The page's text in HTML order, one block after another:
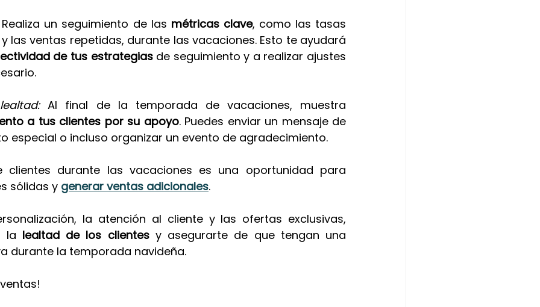
Realiza un seguimiento de las métricas clave, como las tasas
las ventas repetidas, durante las vacaciones. Esto te ayudará
de tus estrategias de seguimiento y a realizar ajustes
Al final de la temporada de vacaciones, muestra
a tus clientes por su apoyo. Puedes enviar un mensaje de
especial o incluso organizar un evento de agradecimiento.
clientes durante las vacaciones es una oportunidad para
sólidas y generar ventas adicionales.
la atención al cliente y las ofertas exclusivas,
la lealtad de los clientes y asegurarte de que tengan una
durante la temporada navideña.